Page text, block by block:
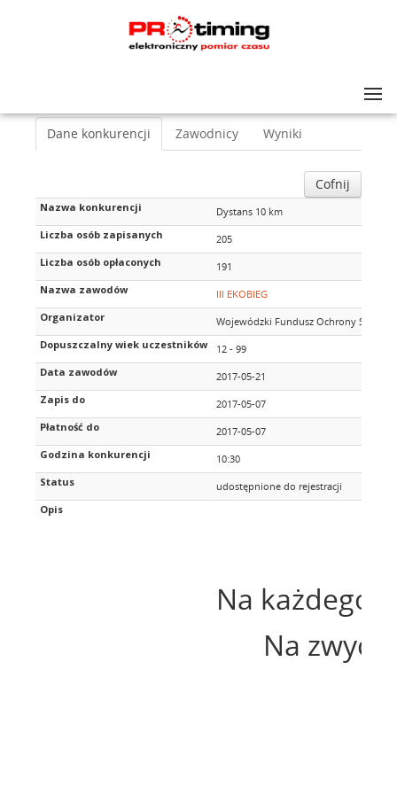
Dane konkurencji Zawodnicy Wyniki
Cofnij
Nazwa konkurencji
Dystans 10 km
Liczba osób zapisanych
205
Liczba osób opłaconych
191
Nazwa zawodów
III EKOBIEG
Organizator
Wojewódzki Fundusz Ochrony
Dopuszczalny wiek uczestników
12 - 99
Data zawodów
2017-05-21
Zapis do
2017-05-07
Płatność do
2017-05-07
Godzina konkurencji
10:30
Status
udostępnione do rejestracji
Opis
Na każdego
Na